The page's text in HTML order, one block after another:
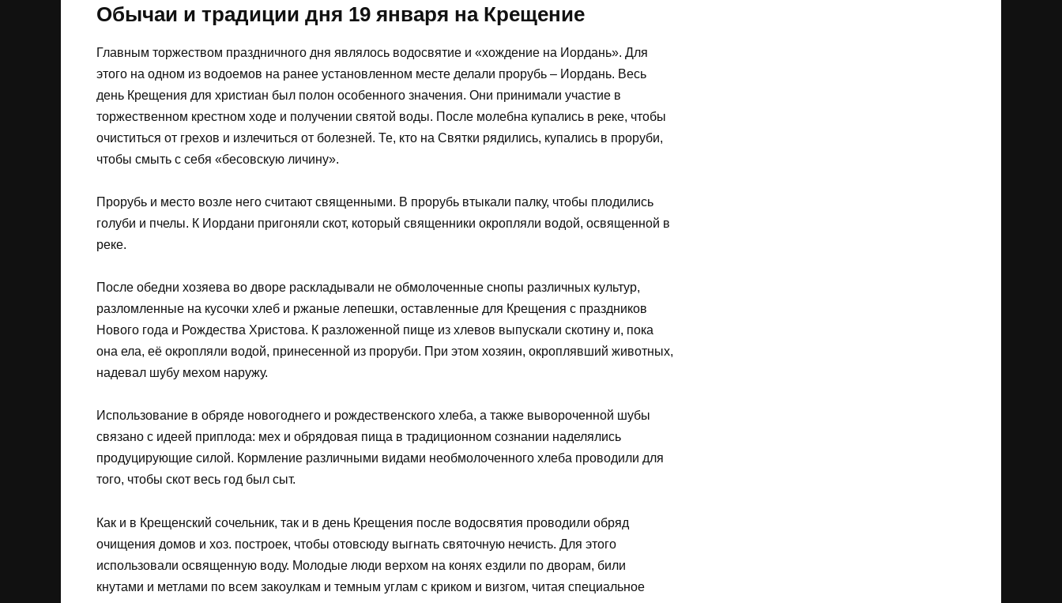
Обычаи и традиции дня 19 января на Крещение
Главным торжеством праздничного дня являлось водосвятие и «хождение на Иордань». Для
этого на одном из водоемов на ранее установленном месте делали прорубь – Иордань. Весь
день Крещения для христиан был полон особенного значения. Они принимали участие в
торжественном крестном ходе и получении святой воды. После молебна купались в реке, чтобы
очиститься от грехов и излечиться от болезней. Те, кто на Святки рядились, купались в проруби,
чтобы смыть с себя «бесовскую личину».
Прорубь и место возле него считают священными. В прорубь втыкали палку, чтобы плодились
голуби и пчелы. К Иордани пригоняли скот, который священники окропляли водой, освященной в
реке.
После обедни хозяева во дворе раскладывали не обмолоченные снопы различных культур,
разломленные на кусочки хлеб и ржаные лепешки, оставленные для Крещения с праздников
Нового года и Рождества Христова. К разложенной пище из хлевов выпускали скотину и, пока
она ела, её окропляли водой, принесенной из проруби. При этом хозяин, окроплявший животных,
надевал шубу мехом наружу.
Использование в обряде новогоднего и рождественского хлеба, а также вывороченной шубы
связано с идеей приплода: мех и обрядовая пища в традиционном сознании наделялись
продуцирующие силой. Кормление различными видами необмолоченного хлеба проводили для
того, чтобы скот весь год был сыт.
Как и в Крещенский сочельник, так и в день Крещения после водосвятия проводили обряд
очищения домов и хоз. построек, чтобы отовсюду выгнать святочную нечисть. Для этого
использовали освященную воду. Молодые люди верхом на конях ездили по дворам, били
кнутами и метлами по всем закоулкам и темным углам с криком и визгом, читая специальное